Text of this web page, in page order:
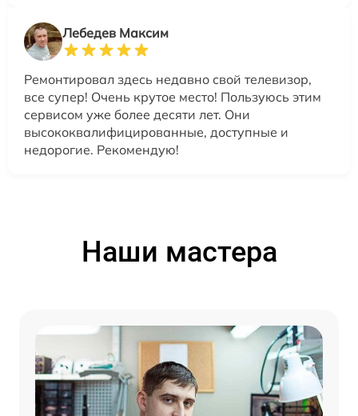
Лебедев Максим
Ремонтировал здесь недавно свой телевизор,
все супер! Очень крутое место! Пользуюсь этим
сервисом уже более десяти лет. Они
высококвалифицированные, доступные и
недорогие. Рекомендую!
Наши мастера